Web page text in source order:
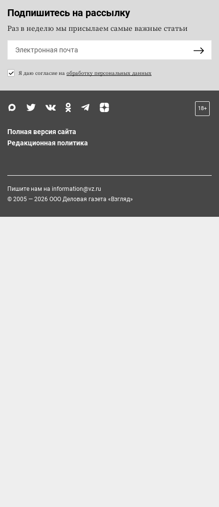
Подпишитесь на рассылку
Раз в неделю мы присылаем самые важные статьи
Я даю согласие на обработку персональных данных
18+
Полная версия сайта
Редакционная политика
Пишите нам на information@vz.ru
© 2005 — 2026 ООО Деловая газета «Взгляд»